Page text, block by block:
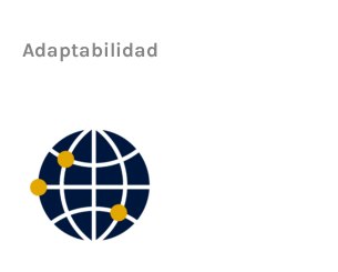
Adaptabilidad